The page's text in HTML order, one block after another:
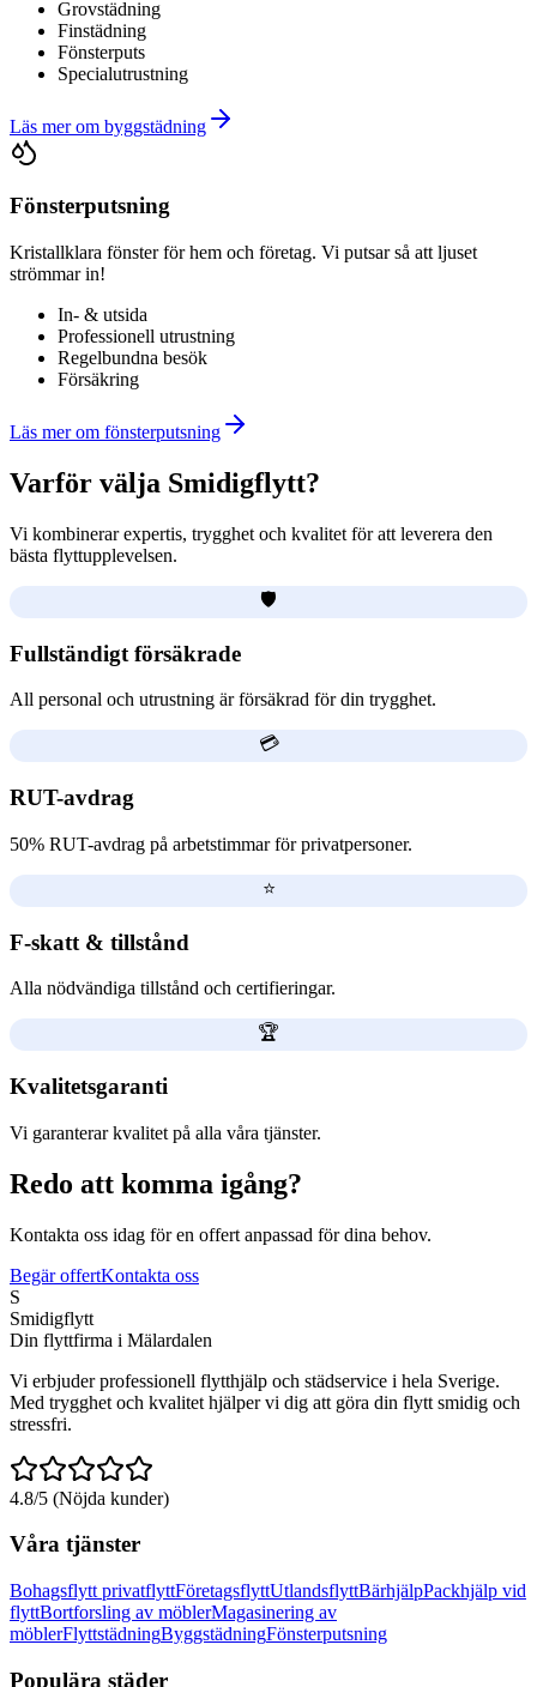
Grovstädning
Finstädning
Fönsterputs
Specialutrustning
Läs mer om byggstädning
Fönsterputsning
Kristallklara fönster för hem och företag. Vi putsar så att ljuset
strömmar in!
In- & utsida
Professionell utrustning
Regelbundna besök
Försäkring
Läs mer om fönsterputsning
Varför välja Smidigflytt?
Vi kombinerar expertis, trygghet och kvalitet för att leverera den
bästa flyttupplevelsen.
🛡️
Fullständigt försäkrade
All personal och utrustning är försäkrad för din trygghet.
💳
RUT-avdrag
50% RUT-avdrag på arbetstimmar för privatpersoner.
⭐
F-skatt & tillstånd
Alla nödvändiga tillstånd och certifieringar.
🏆
Kvalitetsgaranti
Vi garanterar kvalitet på alla våra tjänster.
Redo att komma igång?
Kontakta oss idag för en offert anpassad för dina behov.
Begär offertKontakta oss
S
Smidigflytt
Din flyttfirma i Mälardalen
Vi erbjuder professionell flytthjälp och städservice i hela Sverige.
Med trygghet och kvalitet hjälper vi dig att göra din flytt smidig och
stressfri.
4.8/5 (Nöjda kunder)
Våra tjänster
Bohagsflytt privatflyttFöretagsflyttUtlandsflyttBärhjälpPackhjälp vid
flyttBortforsling av möblerMagasinering av
möblerFlyttstädningByggstädningFönsterputsning
Populära städer